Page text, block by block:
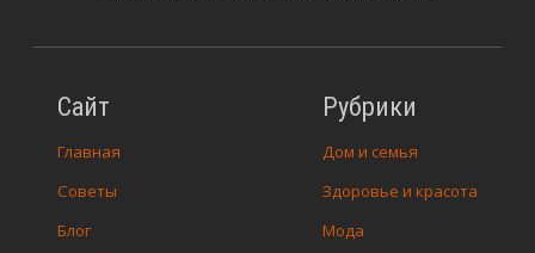
Сайт
Главная
Советы
Блог
Рубрики
Дом и семья
Здоровье и красота
Мода